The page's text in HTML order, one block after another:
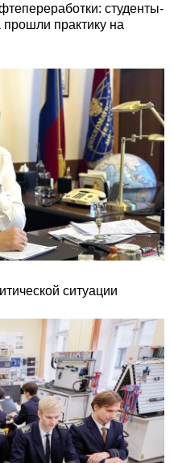
студенты-
прошли практику на
ситуации